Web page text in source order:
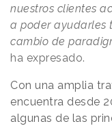
nuestros clientes
a poder ayudarles
cambio de
ha expresado.
Con una amplia
encuentra desde
algunas de las